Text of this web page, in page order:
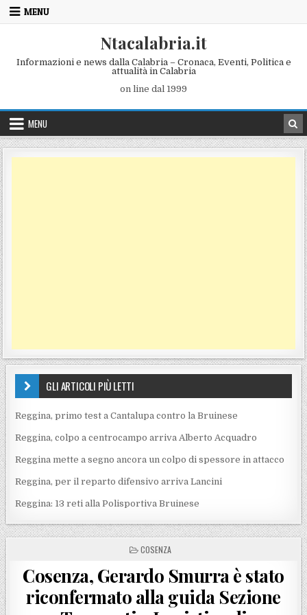
Skip to content
MENU
Ntacalabria.it
Informazioni e news dalla Calabria – Cronaca, Eventi, Politica e
attualità in Calabria
on line dal 1999
MENU
GLI ARTICOLI PIÙ LETTI
Reggina, primo test a Cantalupa contro la Bruinese
Reggina, colpo a centrocampo arriva Alberto Acquadro
Reggina mette a segno ancora un colpo di spessore in attacco
Reggina, per il reparto difensivo arriva Lancini
Reggina: 13 reti alla Polisportiva Bruinese
POSTED IN
COSENZA
Cosenza, Gerardo Smurra è stato
riconfermato alla guida Sezione